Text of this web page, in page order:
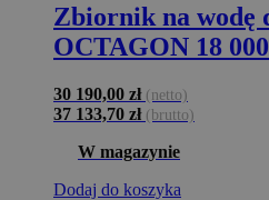
Zbiornik na wodę
OCTAGON 18
30 190,00 zł (netto)
37 133,70 zł (brutto)
W magazynie
Dodaj do koszyka